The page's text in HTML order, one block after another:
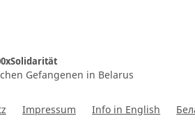
Gefangenen in Belarus
Impressum Info in English